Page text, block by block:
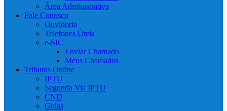
Área Administrativa
Fale Conosco
Ouvidoria
Telefones Úteis
e-SIC
Enviar Chamado
Meus Chamados
Tributos Online
IPTU
Segunda Via IPTU
CND
Guias